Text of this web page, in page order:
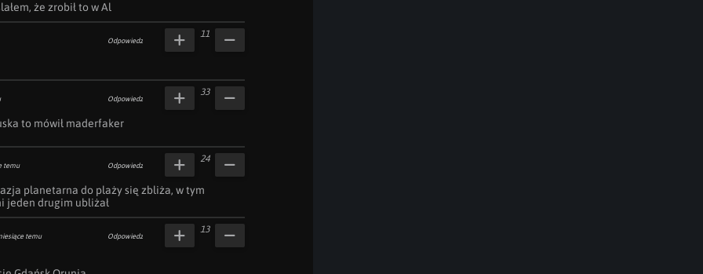
że zrobił to w Al
Odpowiedz
11
Odpowiedz
to mówił maderfaker
33
temu Odpowiedz
planetarna do plaży się zbliża, w tym
jeden drugim ubliżał
24
temu Odpowiedz
13